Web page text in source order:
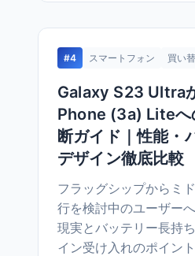
#4 スマートフォン 買い
Galaxy S23 Ultra
Phone (3a) Liteへ
断ガイド｜性能・
デザイン徹底比較
フラッグシップからミ
行を検討中のユーザー
現実とバッテリー長持
イン受け入れのポイン